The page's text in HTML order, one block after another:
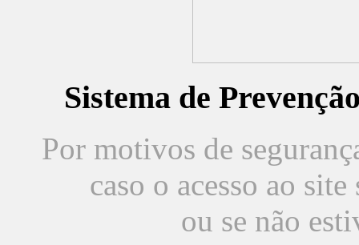
Sistema de
Por motivos de
caso o acesso ao
ou se não